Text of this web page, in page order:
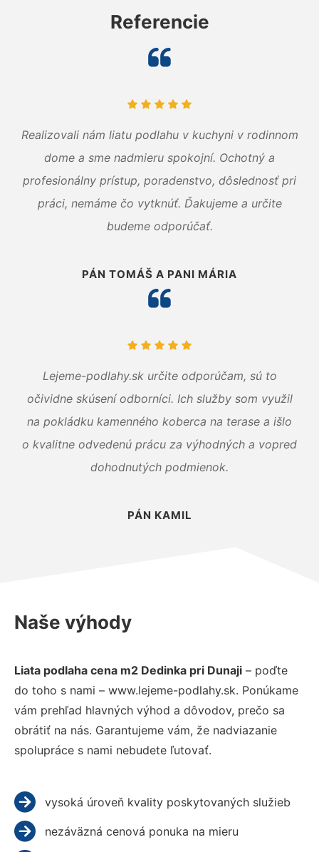
Referencie
Realizovali nám liatu podlahu v kuchyni v rodinnom
dome a sme nadmieru spokojní. Ochotný a
profesionálny prístup, poradenstvo, dôslednosť pri
práci, nemáme čo vytknúť. Ďakujeme a určite
budeme odporúčať.
PÁN TOMÁŠ A PANI MÁRIA
Lejeme-podlahy.sk určite odporúčam, sú to
očividne skúsení odborníci. Ich služby som využil
na pokládku kamenného koberca na terase a išlo
o kvalitne odvedenú prácu za výhodných a vopred
dohodnutých podmienok.
PÁN KAMIL
Naše výhody
Liata podlaha cena m2 Dedinka pri Dunaji – poďte
do toho s nami – www.lejeme-podlahy.sk. Ponúkame
vám prehľad hlavných výhod a dôvodov, prečo sa
obrátiť na nás. Garantujeme vám, že nadviazanie
spolupráce s nami nebudete ľutovať.
vysoká úroveň kvality poskytovaných služieb
nezáväzná cenová ponuka na mieru